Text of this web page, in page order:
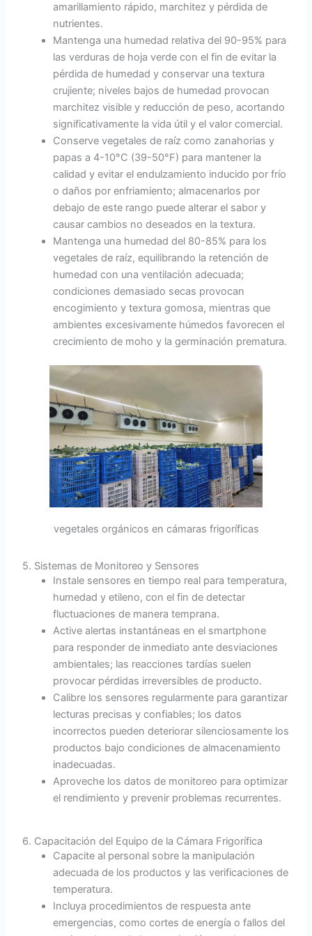
amarillamiento rápido, marchitez y pérdida de
nutrientes.
Mantenga una humedad relativa del 90-95% para
las verduras de hoja verde con el fin de evitar la
pérdida de humedad y conservar una textura
crujiente; niveles bajos de humedad provocan
marchitez visible y reducción de peso, acortando
significativamente la vida útil y el valor comercial.
Conserve vegetales de raíz como zanahorias y
papas a 4-10°C (39-50°F) para mantener la
calidad y evitar el endulzamiento inducido por frío
o daños por enfriamiento; almacenarlos por
debajo de este rango puede alterar el sabor y
causar cambios no deseados en la textura.
Mantenga una humedad del 80-85% para los
vegetales de raíz, equilibrando la retención de
humedad con una ventilación adecuada;
condiciones demasiado secas provocan
encogimiento y textura gomosa, mientras que
ambientes excesivamente húmedos favorecen el
crecimiento de moho y la germinación prematura.
vegetales orgánicos en cámaras frigoríficas
5. Sistemas de Monitoreo y Sensores
Instale sensores en tiempo real para temperatura,
humedad y etileno, con el fin de detectar
fluctuaciones de manera temprana.
Active alertas instantáneas en el smartphone
para responder de inmediato ante desviaciones
ambientales; las reacciones tardías suelen
provocar pérdidas irreversibles de producto.
Calibre los sensores regularmente para garantizar
lecturas precisas y confiables; los datos
incorrectos pueden deteriorar silenciosamente los
productos bajo condiciones de almacenamiento
inadecuadas.
Aproveche los datos de monitoreo para optimizar
el rendimiento y prevenir problemas recurrentes.
6. Capacitación del Equipo de la Cámara Frigorífica
Capacite al personal sobre la manipulación
adecuada de los productos y las verificaciones de
temperatura.
Incluya procedimientos de respuesta ante
emergencias, como cortes de energía o fallos del